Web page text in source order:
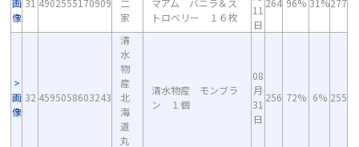
画
像
31 4902555170909
二
家
マアム バニラ＆ス
トロベリー １６枚
11
日
264 96% 31%277
画
像
32 4595058603243
清
水
物
産
北
海
道
丸
清水物産 モンブラ
ン １個
08
月
31
日
256 72% 6% 255